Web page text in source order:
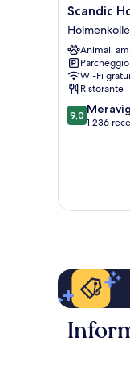
Scandic
Holmenkollen
Park
Scandic
Animali
Wi-Fi
Ristorante
9.0
su
9,0
1.236